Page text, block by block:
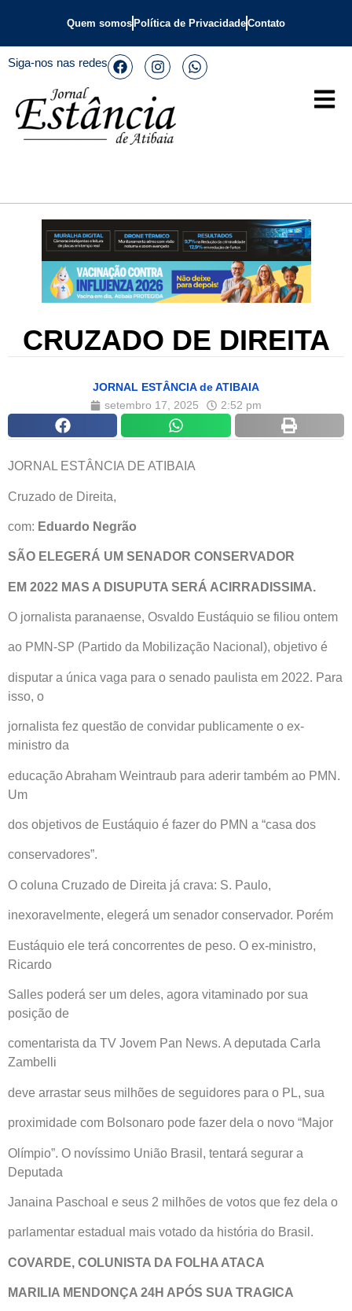
Quem somos Política de PrivacidadeContato
Siga-nos nas redes
CRUZADO DE DIREITA
JORNAL ESTÂNCIA de ATIBAIA
setembro 17, 2025
2:52 pm
JORNAL ESTÂNCIA DE ATIBAIA
Cruzado de Direita,
com: Eduardo Negrão
SÃO ELEGERÁ UM SENADOR CONSERVADOR
EM 2022 MAS A DISUPUTA SERÁ ACIRRADISSIMA.
O jornalista paranaense, Osvaldo Eustáquio se filiou ontem
ao PMN-SP (Partido da Mobilização Nacional), objetivo é
disputar a única vaga para o senado paulista em 2022. Para
isso, o
jornalista fez questão de convidar publicamente o ex-
ministro da
educação Abraham Weintraub para aderir também ao PMN.
Um
dos objetivos de Eustáquio é fazer do PMN a “casa dos
conservadores”.
O coluna Cruzado de Direita já crava: S. Paulo,
inexoravelmente, elegerá um senador conservador. Porém
Eustáquio ele terá concorrentes de peso. O ex-ministro,
Ricardo
Salles poderá ser um deles, agora vitaminado por sua
posição de
comentarista da TV Jovem Pan News. A deputada Carla
Zambelli
deve arrastar seus milhões de seguidores para o PL, sua
proximidade com Bolsonaro pode fazer dela o novo “Major
Olímpio”. O novíssimo União Brasil, tentará segurar a
Deputada
Janaina Paschoal e seus 2 milhões de votos que fez dela o
parlamentar estadual mais votado da história do Brasil.
COVARDE, COLUNISTA DA FOLHA ATACA
MARILIA MENDONÇA 24H APÓS SUA TRAGICA